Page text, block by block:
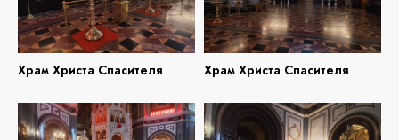
Храм Христа Спасителя Храм Христа Спасителя